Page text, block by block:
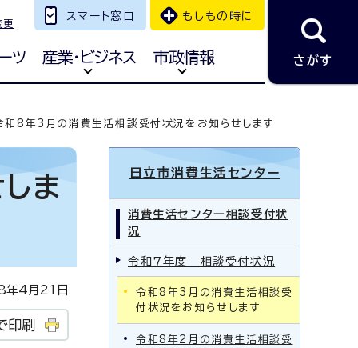
更
スマート窓口 もしもの時に
ツ 産業・ビジネス 市政情報 さがす
和8年3月の消費生活相談受付状況をお知らせします
ま
4月21日
印刷
日立市消費生活センター
消費生活センター相談受付状
況
令和7年度 相談受付状況
令和8年3月の消費生活相談受
付状況をお知らせします
令和8年2月の消費生活相談受